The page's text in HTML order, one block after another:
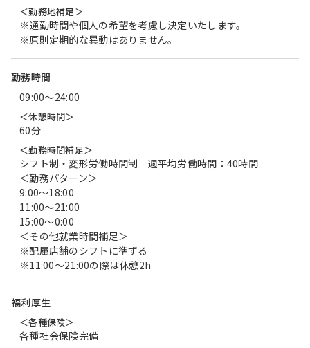
＜勤務地補足＞
※通勤時間や個人の希望を考慮し決定いたします。
※原則定期的な異動はありません。
勤務時間
09:00〜24:00
＜休憩時間＞
60分
＜勤務時間補足＞
シフト制・変形労働時間制 週平均労働時間：40時間
＜勤務パターン＞
9:00～18:00
11:00～21:00
15:00～0:00
＜その他就業時間補足＞
※配属店舗のシフトに準ずる
※11:00～21:00の際は休憩2h
福利厚生
＜各種保険＞
各種社会保険完備